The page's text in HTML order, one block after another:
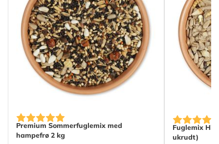
Premium Sommerfuglemix med
hampefrø 2 kg
Fuglemix Hi-
ukrudt)
The price